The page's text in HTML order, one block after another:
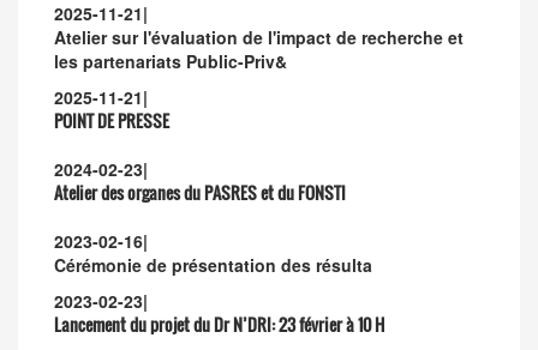
2025-11-21|
Atelier sur l'évaluation de l'impact de recherche et
les partenariats Public-Priv&
2025-11-21|
POINT DE PRESSE
2024-02-23|
Atelier des organes du PASRES et du FONSTI
2023-02-16|
Cérémonie de présentation des résulta
2023-02-23|
Lancement du projet du Dr N’DRI:23 février à 10 H